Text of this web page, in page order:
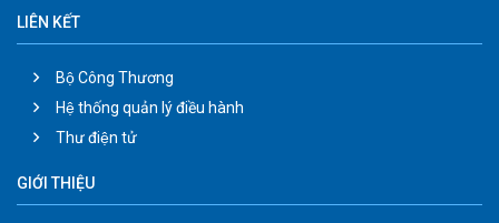
LIÊN KẾT
Bộ Công Thương
Hệ thống quản lý điều hành
Thư điện tử
GIỚI THIỆU